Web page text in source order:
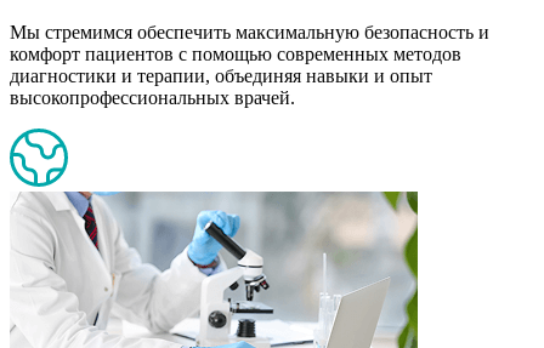
Мы стремимся обеспечить максимальную безопасность и
комфорт пациентов с помощью современных методов
диагностики и терапии, объединяя навыки и опыт
высокопрофессиональных врачей.